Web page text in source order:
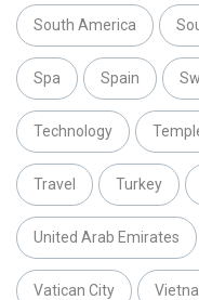
South America
Spa Spain
Technology
Travel Turkey
United Arab Emirates
Vatican City